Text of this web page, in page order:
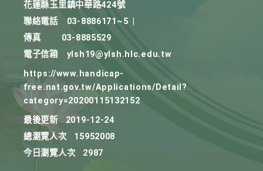
花蓮縣玉里鎮中華路424號
聯絡電話
03-8886171~5
傳真
03-8885529
電子信箱
ylsh19@ylsh.hlc.edu.tw
https://www.handicap-
free.nat.gov.tw/Applications/Detail?
category=20200115132152
最後更新
2019-12-24
總瀏覽人次
15952008
今日瀏覽人次
2987